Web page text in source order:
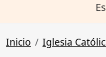
Inicio Iglesia